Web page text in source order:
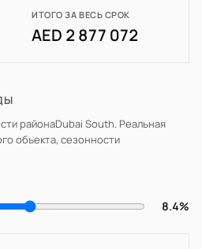
ИТОГО ЗА ВЕСЬ СРОК
AED 2 877 072
районаDubai South. Реальная
объекта, сезонности
8.4%